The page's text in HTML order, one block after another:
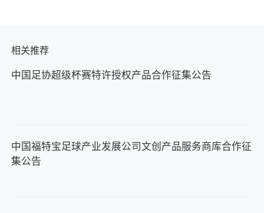
相关推荐
中国足协超级杯赛特许授权产品合作征集公告
中国福特宝足球产业发展公司文创产品服务商库合作征
集公告